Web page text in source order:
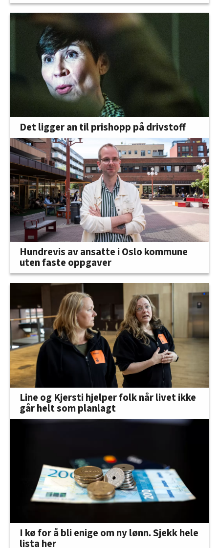
Det ligger an til prishopp på drivstoff
Hundrevis av ansatte i Oslo kommune
uten faste oppgaver
Line og Kjersti hjelper folk når livet ikke
går helt som planlagt
I kø for å bli enige om ny lønn. Sjekk hele
lista her